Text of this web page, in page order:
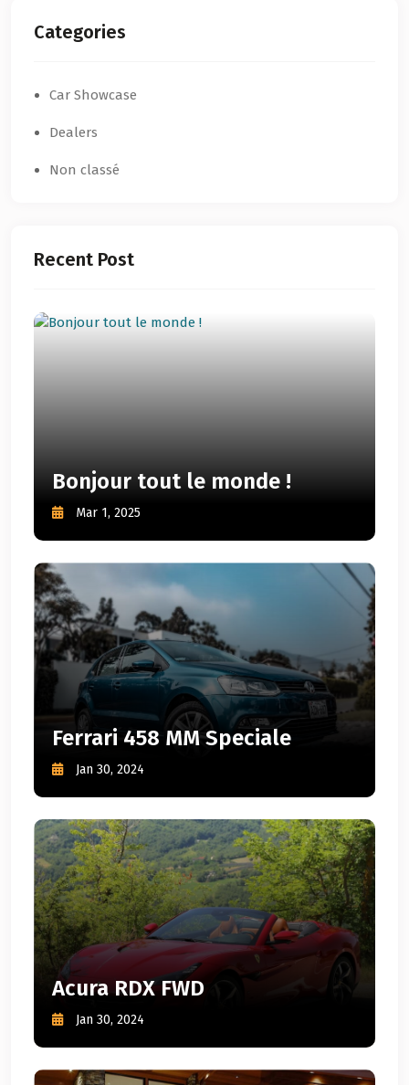
Categories
Car Showcase
Dealers
Non classé
Recent Post
Bonjour tout le monde !
Mar 1, 2025
Ferrari 458 MM Speciale
Jan 30, 2024
Acura RDX FWD
Jan 30, 2024